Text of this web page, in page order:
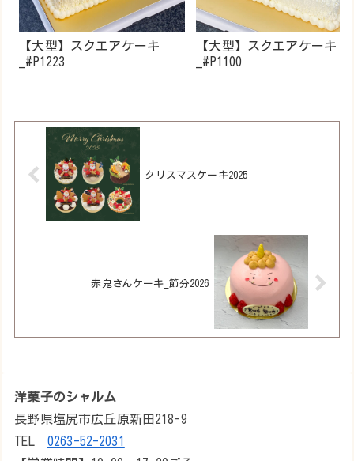
【大型】スクエアケーキ
_#P1223
【大型】スクエアケーキ
_#P1100
クリスマスケーキ2025
赤鬼さんケーキ_節分2026
洋菓子のシャルム
長野県塩尻市広丘原新田218-9
TEL 0263-52-2031